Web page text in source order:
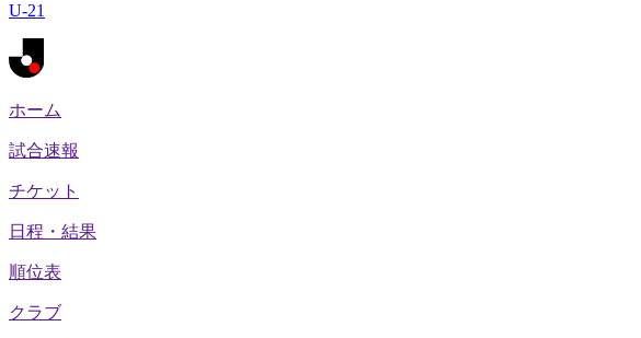
U-21
ホーム
試合速報
チケット
日程・結果
順位表
クラブ